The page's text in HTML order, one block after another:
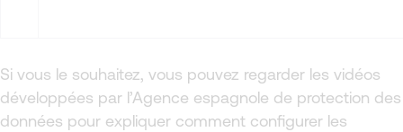
Si vous le souhaitez, vous pouvez regarder les vidéos
développées par l’Agence espagnole de protection des
données pour expliquer comment configurer les